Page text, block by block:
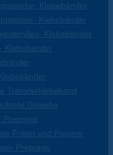
Klebebänder
Klebebänder
Klebebänder
Klebebänder
Transferklebeband
Gewebe
Prepregs
Folien und Papiere
Prepregs